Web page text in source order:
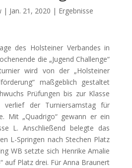
| Jan. 21, 2020 | Ergebnisse
des Holsteiner Verbandes in
die „Jugend Challenge“
wird von der „Holsteiner
maßgeblich gestaltet
Prüfungen bis zur Klasse
verlief der Turniersamstag für
Mit „Quadrigo“ gewann er ein
L. Anschließend belegte das
L-Springen nach Stechen Platz
WB setzte sich Henrike Amalie
auf Platz drei. Für Anna Braunert